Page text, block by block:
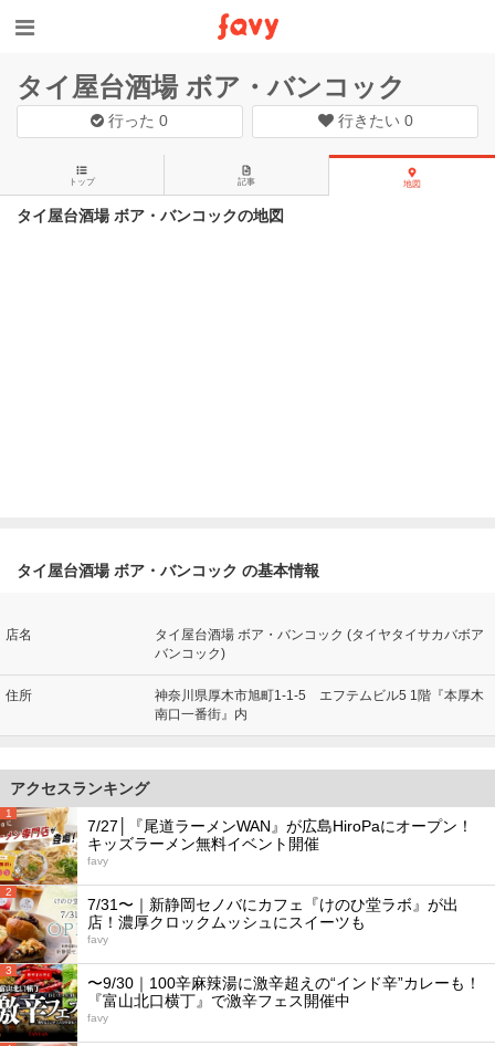
タイ屋台酒場 ボア・バンコック
行った0 行きたい 0
トップ 記事 地図
タイ屋台酒場 ボア・バンコックの地図
タイ屋台酒場 ボア・バンコック の基本情報
店名
タイ屋台酒場 ボア・バンコック (タイヤタイサカバボア
バンコック)
住所
神奈川県厚木市旭町1-1-5 エフテムビル5 1階『本厚木
南口一番街』内
アクセスランキング
1
7/27│『尾道ラーメンWAN』が広島HiroPaにオープン！
キッズラーメン無料イベント開催
favy
2
7/31〜｜新静岡セノバにカフェ『けのひ堂ラボ』が出
店！濃厚クロックムッシュにスイーツも
favy
3
〜9/30｜100辛麻辣湯に激辛超えの“インド辛”カレーも！
『富山北口横丁』で激辛フェス開催中
favy